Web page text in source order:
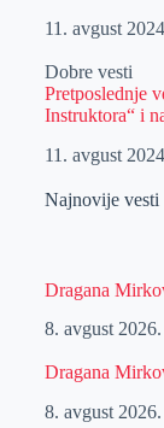
11. avgust
Dobre vesti
Pretposlednje
Instruktora“ i
11. avgust
Najnovije vesti
Dragana
8. avgust 2026.
Dragana
8. avgust 2026.